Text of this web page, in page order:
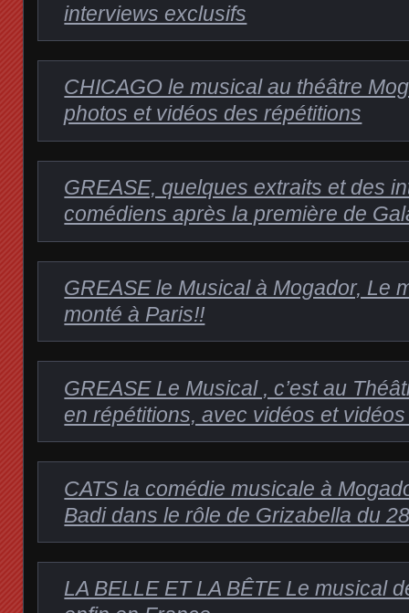
interviews exclusifs
CHICAGO le musical au théâtre
photos et vidéos des répétitions
GREASE, quelques extraits et des
comédiens après la première de
GREASE le Musical à Mogador, Le
monté à Paris!!
GREASE Le Musical , c’est au
en répétitions, avec vidéos et
CATS la comédie musicale à
Badi dans le rôle de Grizabella du
LA BELLE ET LA BÊTE Le musical